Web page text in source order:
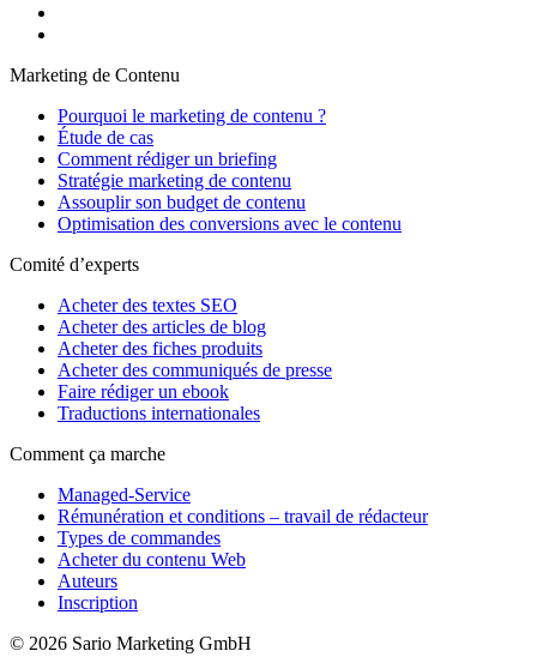
Marketing de Contenu
Pourquoi le marketing de contenu ?
Étude de cas
Comment rédiger un briefing
Stratégie marketing de contenu
Assouplir son budget de contenu
Optimisation des conversions avec le contenu
Comité d’experts
Acheter des textes SEO
Acheter des articles de blog
Acheter des fiches produits
Acheter des communiqués de presse
Faire rédiger un ebook
Traductions internationales
Comment ça marche
Managed-Service
Rémunération et conditions – travail de rédacteur
Types de commandes
Acheter du contenu Web
Auteurs
Inscription
© 2026 Sario Marketing GmbH